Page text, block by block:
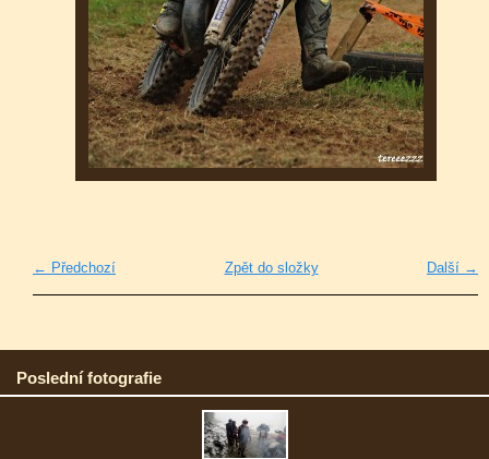
← Předchozí Další →
Zpět do složky
Poslední fotografie